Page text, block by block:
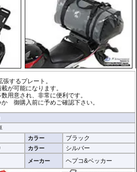
するプレート。
が可能になります。
用意され、非常に便利です。
御購入前に予めご確認下さい。
カラー ブラック
カラー シルバー
メーカー ヘプコ&ベッカー